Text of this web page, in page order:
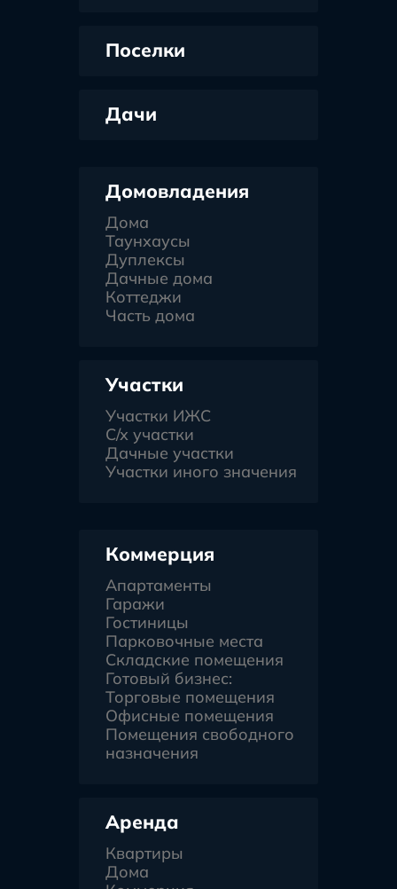
Поселки
Дачи
Домовладения
Дома
Таунхаусы
Дуплексы
Дачные дома
Коттеджи
Часть дома
Участки
Участки ИЖС
С/х участки
Дачные участки
Участки иного значения
Коммерция
Апартаменты
Гаражи
Гостиницы
Парковочные места
Складские помещения
Готовый бизнес:
Торговые помещения
Офисные помещения
Помещения свободного
назначения
Аренда
Квартиры
Дома